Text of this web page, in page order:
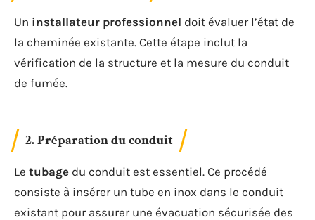
Un installateur professionnel doit évaluer l’état de
la cheminée existante. Cette étape inclut la
vérification de la structure et la mesure du conduit
de fumée.
2. Préparation du conduit
Le tubage du conduit est essentiel. Ce procédé
consiste à insérer un tube en inox dans le conduit
existant pour assurer une évacuation sécurisée des